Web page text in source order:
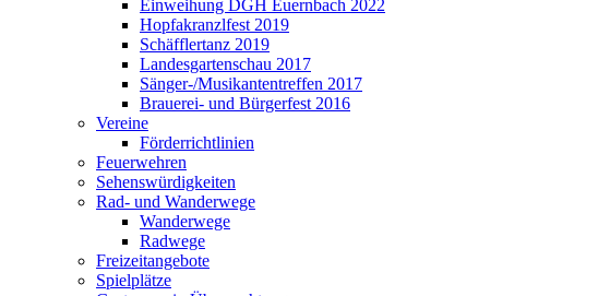
Einweihung DGH Euernbach 2022
Hopfakranzlfest 2019
Schäfflertanz 2019
Landesgartenschau 2017
Sänger-/Musikantentreffen 2017
Brauerei- und Bürgerfest 2016
Vereine
Förderrichtlinien
Feuerwehren
Sehenswürdigkeiten
Rad- und Wanderwege
Wanderwege
Radwege
Freizeitangebote
Spielplätze